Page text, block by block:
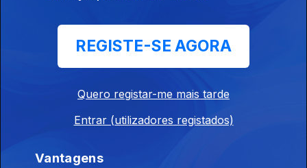
17h MAI elogia iniciativa da Ministra da Justiça
16h Ministra da Justiça ordena auditoria e
avaliação interna à PJ
REGISTE-SE AGORA
Quero registar-me mais tarde
Entrar (utilizadores registados)
Vantagens